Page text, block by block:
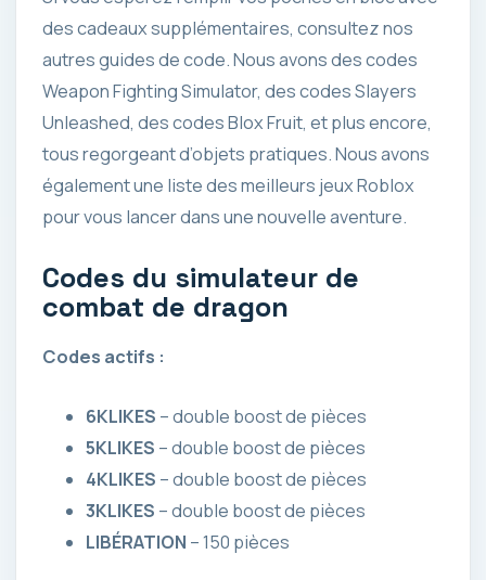
des cadeaux supplémentaires, consultez nos
autres guides de code. Nous avons des codes
Weapon Fighting Simulator, des codes Slayers
Unleashed, des codes Blox Fruit, et plus encore,
tous regorgeant d’objets pratiques. Nous avons
également une liste des meilleurs jeux Roblox
pour vous lancer dans une nouvelle aventure.
Codes du simulateur de
combat de dragon
Codes actifs :
6KLIKES – double boost de pièces
5KLIKES – double boost de pièces
4KLIKES – double boost de pièces
3KLIKES – double boost de pièces
LIBÉRATION – 150 pièces